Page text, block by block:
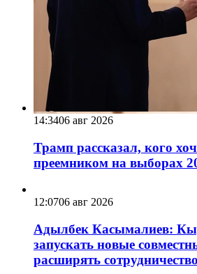
14:3406 авг 2026
Трамп рассказал, кого
преемником на выборах
12:0706 авг 2026
Адылбек Касымалиев:
запускать новые
расширять